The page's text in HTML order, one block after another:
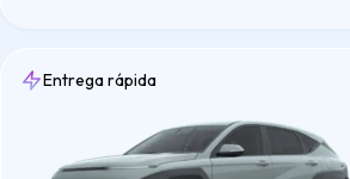
Entrega rápida